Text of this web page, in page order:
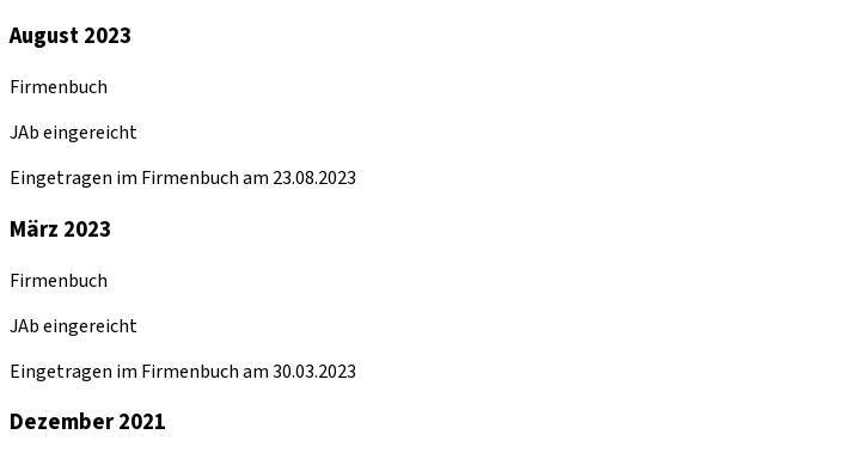
August 2023
Firmenbuch
JAb eingereicht
Eingetragen im Firmenbuch am 23.08.2023
März 2023
Firmenbuch
JAb eingereicht
Eingetragen im Firmenbuch am 30.03.2023
Dezember 2021